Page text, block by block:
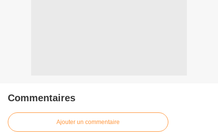
Commentaires
Ajouter un commentaire